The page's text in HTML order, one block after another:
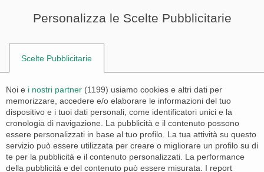
Personalizza le Scelte Pubblicitarie
Scelte Pubblicitarie
Noi e i nostri partner (1199) usiamo cookies e altri dati per
memorizzare, accedere e/o elaborare le informazioni del tuo
dispositivo e i tuoi dati personali, come identificatori unici e la
cronologia di navigazione. La pubblicità e il contenuto possono
essere personalizzati in base al tuo profilo. La tua attività su questo
servizio può essere utilizzata per creare o migliorare un profilo su di
te per la pubblicità e il contenuto personalizzati. La performance
della pubblicità e del contenuto può essere misurata. I report